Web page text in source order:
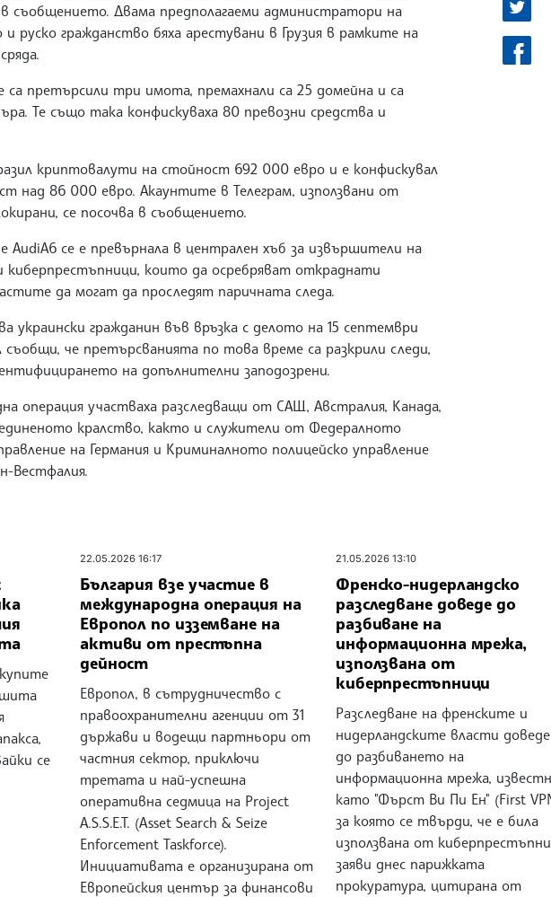
в съобщението. Двама предполагаеми администратори на
руско гражданство бяха арестувани в Грузия в рамките на
са претърсили три имота, премахнали са 25 домейна и са
Те също така конфискуваха 80 превозни средства и
криптовалути на стойност 692 000 евро и е конфискувал
над 86 000 евро. Акаунтите в Teлеграм, използвани от
се посочва в съобщението.
AudiA6 се е превърнала в централен хъб за извършители на
киберпрестъпници, които да осребряват откраднати
да могат да проследят паричната следа.
украински гражданин във връзка с делото на 15 септември
съобщи, че претърсванията по това време са разкрили следи,
на допълнителни заподозрени.
операция участваха разследващи от САЩ, Австралия, Канада,
кралство, както и служители от Федералното
на Германия и Криминалното полицейско управление
Вестфалия.
се
22.05.2026 16:17
България взе участие в
международна операция на
Европол по изземване на
активи от престъпна
дейност
Европол, в сътрудничество с
правоохранителни агенции от 31
държави и водещи партньори от
частния сектор, приключи
третата и най-успешна
оперативна седмица на Project
A.S.S.E.T. (Asset Search & Seize
Enforcement Taskforce).
Инициативата е организирана от
Европейския център за финансови
21.05.2026 13:10
Френско-нидерландско
разследване доведе до
разбиване на
информационна мрежа,
използвана от
киберпрестъпници
Разследване на френските и
нидерландските власти доведе
до разбиването на
информационна мрежа,
като "Фърст Ви Пи Ен" (First
за която се твърди, че е била
използвана от
заяви днес парижката
прокуратура, цитирана от